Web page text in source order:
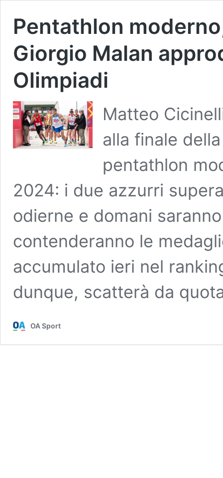
Pentathlon
Giorgio Malan
Olimpiadi
Matteo
alla finale
pentathlon
2024: i due azzurri
odierne e domani
contenderanno le
accumulato ieri nel
dunque, scatterà da
OA Sport